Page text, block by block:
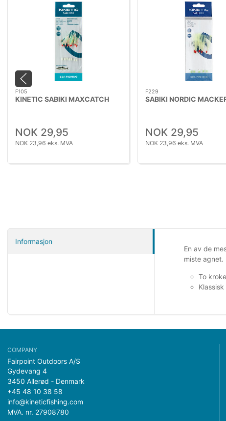
F105
KINETIC SABIKI MAXCATCH
NOK 29,95
NOK 23,96 eks. MVA
F229
SABIKI NORDIC
NOK 29,95
NOK 23,96 eks. MVA
Informasjon
En av de
miste agnet.
To
Fairpoint Outdoors A/S
Gydevang 4
3450 Allerød - Denmark
+45 48 10 38 58
info@kineticfishing.com
MVA. nr. 27908780